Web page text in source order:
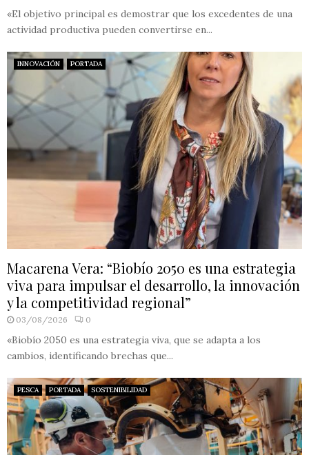
«El objetivo principal es demostrar que los excedentes de una
actividad productiva pueden convertirse en...
INNOVACIÓN PORTADA
Macarena Vera: “Biobío 2050 es una estrategia
viva para impulsar el desarrollo, la innovación
y la competitividad regional”
03/08/2026 0
«Biobío 2050 es una estrategia viva, que se adapta a los
cambios, identificando brechas que...
PESCA PORTADA SOSTENIBILIDAD